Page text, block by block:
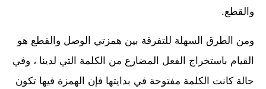
والقطع.
ومن الطرق السهلة للتفرقة بين همزتي الوصل والقطع هو
القيام باستخراج الفعل المضارع من الكلمة التي لدينا ، وفي
حالة كانت الكلمة مفتوحة في بدايتها فإن الهمزة فيها تكون